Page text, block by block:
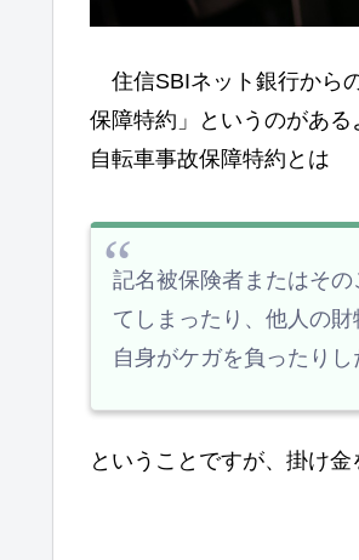
住信SBIネット銀行から
保障特約」というのがある
自転車事故保障特約とは
記名被保険者またはそ
てしまったり、他人の
自身がケガを負ったり
ということですが、掛け